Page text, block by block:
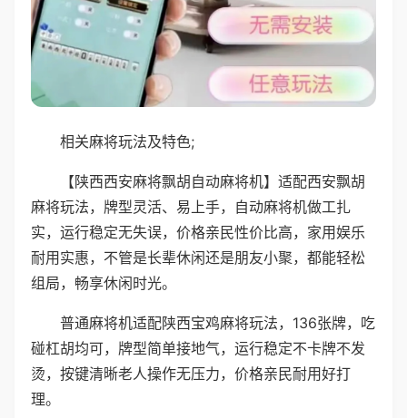
相关麻将玩法及特色;
【陕西西安麻将飘胡自动麻将机】适配西安飘胡
麻将玩法，牌型灵活、易上手，自动麻将机做工扎
实，运行稳定无失误，价格亲民性价比高，家用娱乐
耐用实惠，不管是长辈休闲还是朋友小聚，都能轻松
组局，畅享休闲时光。
普通麻将机适配陕西宝鸡麻将玩法，136张牌，吃
碰杠胡均可，牌型简单接地气，运行稳定不卡牌不发
烫，按键清晰老人操作无压力，价格亲民耐用好打
理。